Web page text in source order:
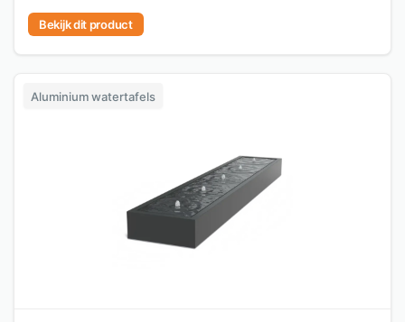
Bekijk dit product
Aluminium watertafels